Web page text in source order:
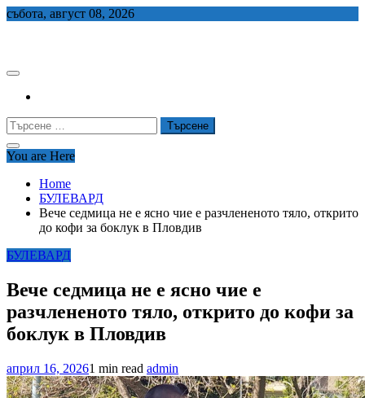
Skip
събота, август 08, 2026
Търсене
за:
You are Here
Home
БУЛЕВАРД
Вече седмица не е ясно чие е разчлененото тяло, открито
до кофи за боклук в Пловдив
БУЛЕВАРД
Вече седмица не е ясно чие е
разчлененото тяло, открито до кофи за
боклук в Пловдив
април 16, 20261 min read admin